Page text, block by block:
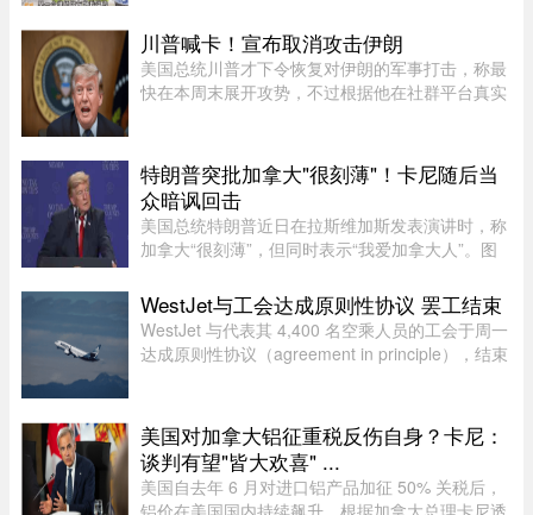
下，卓伟爆料之前明确表示，故事就是故事，他手
头也没有真凭实据，建议大 ...
川普喊卡！宣布取消攻击伊朗
美国总统川普才下令恢复对伊朗的军事打击，称最
快在本周末展开攻势，不过根据他在社群平台真实
斯兰共和国发动军事打击， ...
特朗普突批加拿大"很刻薄"！卡尼随后当
众暗讽回击
美国总统特朗普近日在拉斯维加斯发表演讲时，称
加拿大“很刻薄”，但同时表示“我爱加拿大人”。图
Casino Resort Spa 发表演讲，宣传华盛顿的经济
议程。他在发言中谈到 ...
WestJet与工会达成原则性协议 罢工结束
WestJet 与代表其 4,400 名空乘人员的工会于周一
达成原则性协议（agreement in principle），结束
美国对加拿大铝征重税反伤自身？卡尼：
谈判有望"皆大欢喜" ...
美国自去年 6 月对进口铝产品加征 50% 关税后，
铝价在美国国内持续飙升。根据加拿大总理卡尼透